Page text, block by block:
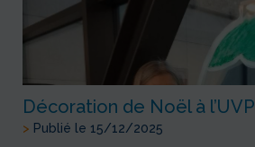
Décoration de Noël à l’UVP
> Publié le 15/12/2025